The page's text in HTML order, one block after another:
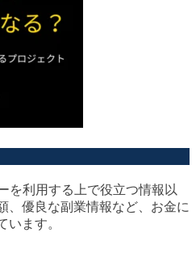
を利用する上で役立つ情報以
、優良な副業情報など、お金に
います。